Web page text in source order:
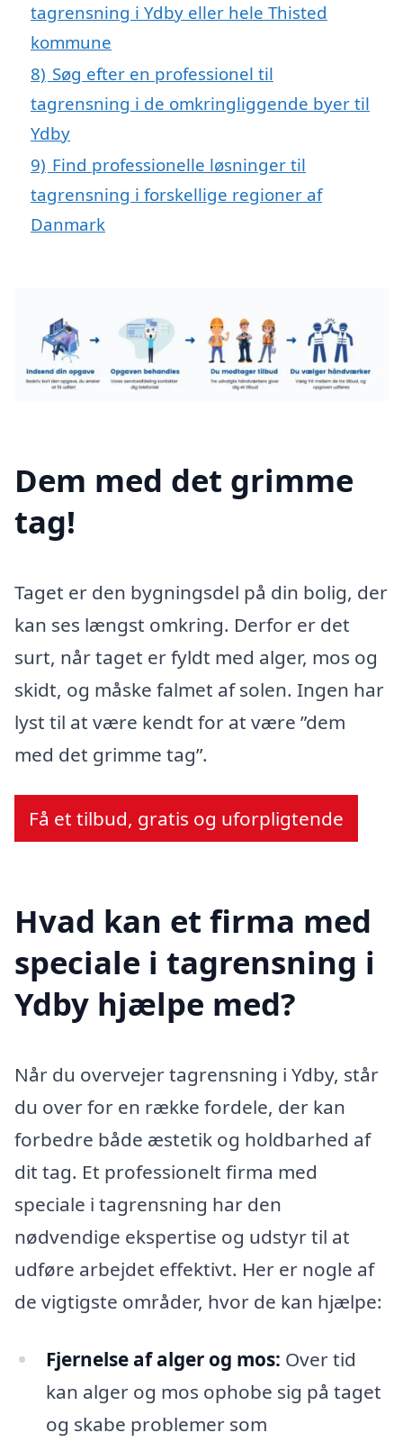
tagrensning i Ydby eller hele Thisted
kommune
8) Søg efter en professionel til
tagrensning i de omkringliggende byer til
Ydby
9) Find professionelle løsninger til
tagrensning i forskellige regioner af
Danmark
Dem med det grimme
tag!
Taget er den bygningsdel på din bolig, der
kan ses længst omkring. Derfor er det
surt, når taget er fyldt med alger, mos og
skidt, og måske falmet af solen. Ingen har
lyst til at være kendt for at være ”dem
med det grimme tag”.
Få et tilbud, gratis og uforpligtende
Hvad kan et firma med
speciale i tagrensning i
Ydby hjælpe med?
Når du overvejer tagrensning i Ydby, står
du over for en række fordele, der kan
forbedre både æstetik og holdbarhed af
dit tag. Et professionelt firma med
speciale i tagrensning har den
nødvendige ekspertise og udstyr til at
udføre arbejdet effektivt. Her er nogle af
de vigtigste områder, hvor de kan hjælpe:
Fjernelse af alger og mos: Over tid
kan alger og mos ophobe sig på taget
og skabe problemer som